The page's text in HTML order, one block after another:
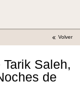
Volver
Saleh,
de